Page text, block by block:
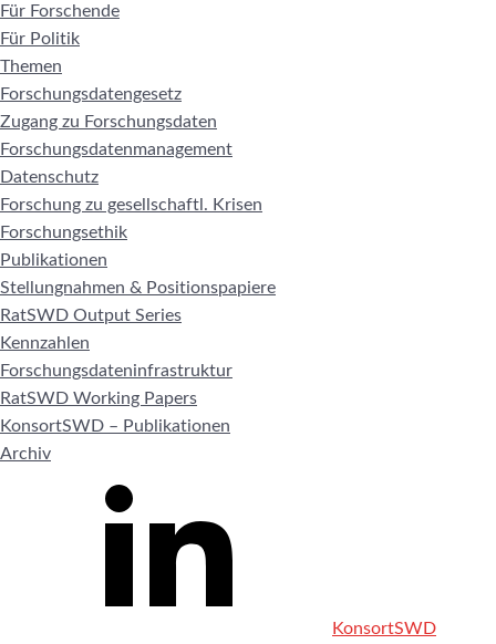
Für Forschende
Für Politik
Themen
Forschungsdatengesetz
Zugang zu Forschungsdaten
Forschungsdatenmanagement
Datenschutz
Forschung zu gesellschaftl. Krisen
Forschungsethik
Publikationen
Stellungnahmen & Positionspapiere
RatSWD Output Series
Kennzahlen
Forschungsdateninfrastruktur
RatSWD Working Papers
KonsortSWD – Publikationen
Archiv
KonsortSWD